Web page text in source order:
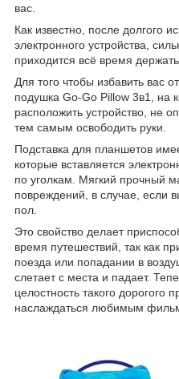
вас.
Как известно, после долгого
электронного устройства,
приходится всё время
Для того чтобы избавить вас
подушка Go-Go Pillow 3в1, на
расположить устройство, не
тем самым освободить руки.
Подставка для планшетов
которые вставляется
по уголкам. Мягкий прочный
повреждений, в случае, если
пол.
Это свойство делает
время путешествий, так как
поезда или попадании в
слетает с места и падает.
целостность такого дорогого
наслаждаться любимым